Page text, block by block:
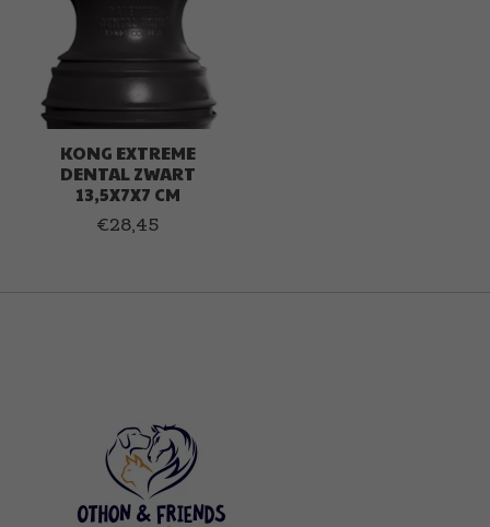
KONG EXTREME
DENTAL ZWART
13,5X7X7 CM
€28,45